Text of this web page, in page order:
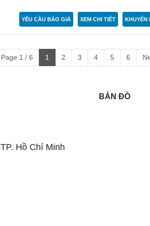
YÊU CẦU BÁO GIÁ XEM CHI TIẾT KHUYẾN
Page 1 / 6 1 2 3 4 5 6
TP. Hồ Chí Minh
BẢN ĐỒ